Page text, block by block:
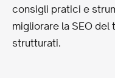
consigli pratici e
migliorare la SEO
strutturati.